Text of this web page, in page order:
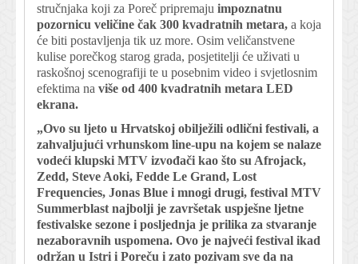
stručnjaka koji za Poreč pripremaju impoznatnu
pozornicu veličine čak 300 kvadratnih metara, a koja
će biti postavljenja tik uz more. Osim veličanstvene
kulise porečkog starog grada, posjetitelji će uživati u
raskošnoj scenografiji te u posebnim video i svjetlosnim
efektima na više od 400 kvadratnih metara LED
ekrana.
„Ovo su ljeto u Hrvatskoj obilježili odlični festivali, a
zahvaljujući vrhunskom line-upu na kojem se nalaze
vodeći klupski MTV izvođači kao što su Afrojack,
Zedd, Steve Aoki, Fedde Le Grand, Lost
Frequencies, Jonas Blue i mnogi drugi, festival MTV
Summerblast najbolji je završetak uspješne ljetne
festivalske sezone i posljednja je prilika za stvaranje
nezaboravnih uspomena. Ovo je najveći festival ikad
održan u Istri i Poreču i zato pozivam sve da na